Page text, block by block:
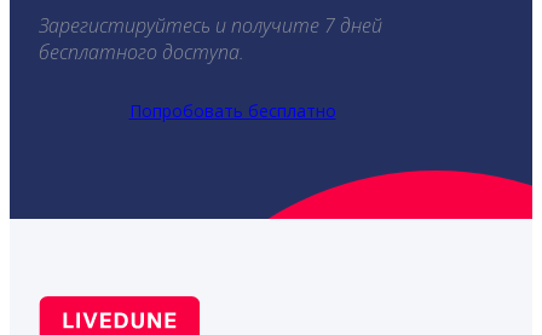
Зарегистируйтесь и получите 7 дней
бесплатного доступа.
Попробовать бесплатно